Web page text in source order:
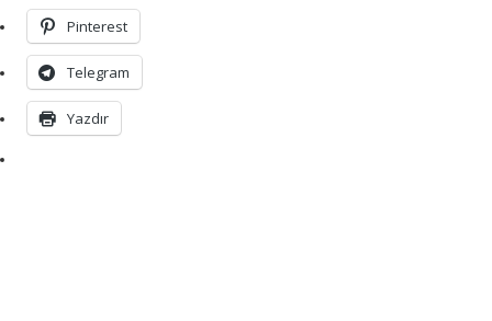
Pinterest
Telegram
Yazdır